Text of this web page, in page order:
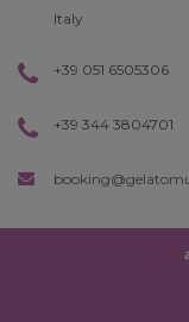
Italy
+39 051 6505306
+39 344 3804701